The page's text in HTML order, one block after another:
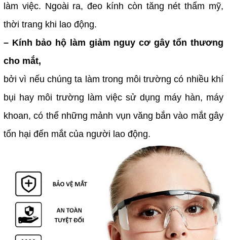
làm việc. Ngoài ra, đeo kính còn tăng nét thẩm mỹ,
thời trang khi lao động.
– Kính bảo hộ làm giảm nguy cơ gây tổn thương
cho mắt,
bởi vì nếu chúng ta làm trong môi trường có nhiều khí
bụi hay môi trường làm việc sử dụng máy hàn, máy
khoan, có thể những mảnh vụn văng bắn vào mắt gây
tổn hại đến mắt của người lao động.